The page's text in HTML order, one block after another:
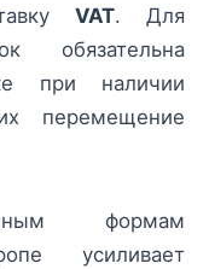
VAT. Для
обязательна
при наличии
перемещение
формам
усиливает